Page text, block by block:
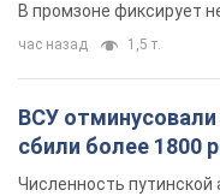
В промзоне фиксирует
час назад 1,5 т.
ВСУ
сбили более 1800
Численность